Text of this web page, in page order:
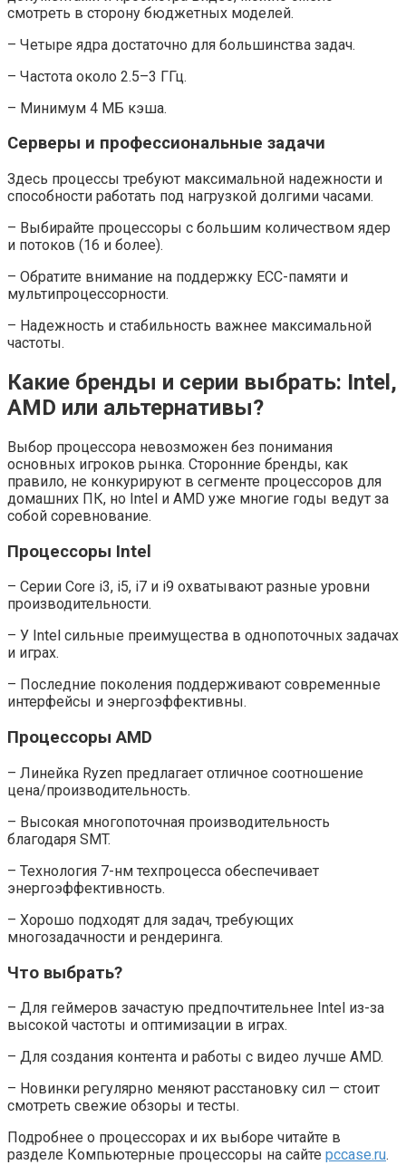
смотреть в сторону бюджетных моделей.
– Четыре ядра достаточно для большинства задач.
– Частота около 2.5–3 ГГц.
– Минимум 4 МБ кэша.
Серверы и профессиональные задачи
Здесь процессы требуют максимальной надежности и
способности работать под нагрузкой долгими часами.
– Выбирайте процессоры с большим количеством ядер
и потоков (16 и более).
– Обратите внимание на поддержку ECC-памяти и
мультипроцессорности.
– Надежность и стабильность важнее максимальной
частоты.
Какие бренды и серии выбрать: Intel,
AMD или альтернативы?
Выбор процессора невозможен без понимания
основных игроков рынка. Сторонние бренды, как
правило, не конкурируют в сегменте процессоров для
домашних ПК, но Intel и AMD уже многие годы ведут за
собой соревнование.
Процессоры Intel
– Серии Core i3, i5, i7 и i9 охватывают разные уровни
производительности.
– У Intel сильные преимущества в однопоточных задачах
и играх.
– Последние поколения поддерживают современные
интерфейсы и энергоэффективны.
Процессоры AMD
– Линейка Ryzen предлагает отличное соотношение
цена/производительность.
– Высокая многопоточная производительность
благодаря SMT.
– Технология 7-нм техпроцесса обеспечивает
энергоэффективность.
– Хорошо подходят для задач, требующих
многозадачности и рендеринга.
Что выбрать?
– Для геймеров зачастую предпочтительнее Intel из-за
высокой частоты и оптимизации в играх.
– Для создания контента и работы с видео лучше AMD.
– Новинки регулярно меняют расстановку сил — стоит
смотреть свежие обзоры и тесты.
Подробнее о процессорах и их выборе читайте в
разделе Компьютерные процессоры на сайте pccase.ru.